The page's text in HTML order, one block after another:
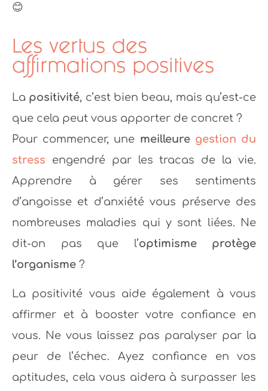
😊
Les vertus des
affirmations positives
La positivité, c’est bien beau, mais qu’est-ce
que cela peut vous apporter de concret ?
Pour commencer, une meilleure gestion du
stress
engendré par les tracas de la vie.
Apprendre à gérer ses sentiments
d’angoisse et d’anxiété vous préserve des
nombreuses maladies qui y sont liées. Ne
dit-on pas que l’optimisme protège
l’organisme ?
La positivité vous aide également à vous
affirmer et à booster votre confiance en
vous. Ne vous laissez pas paralyser par la
peur de l’échec. Ayez confiance en vos
aptitudes, cela vous aidera à surpasser les